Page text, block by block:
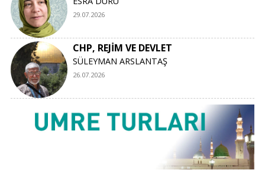
29.07.2026
CHP, REJİM VE DEVLET
SÜLEYMAN ARSLANTAŞ
26.07.2026